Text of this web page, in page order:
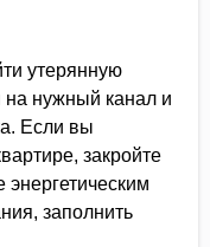
утерянную
на нужный канал и
Если вы
закройте
энергетическим
заполнить